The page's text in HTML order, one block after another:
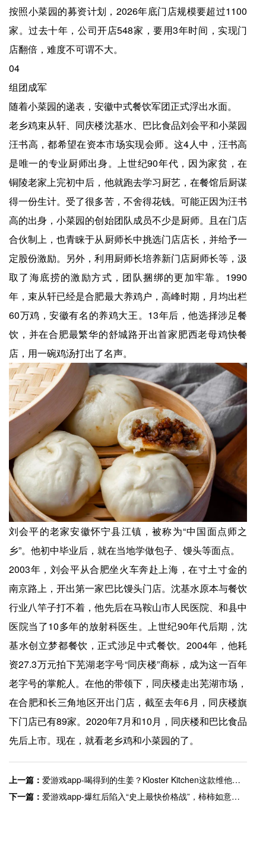
按照小菜园的募资计划，2026年底门店规模要超过1100
家。过去十年，公司开店548家，要用3年时间，实现门
店翻倍，难度不可谓不大。
04
组团成军
随着小菜园的递表，安徽中式餐饮军团正式浮出水面。
老乡鸡束从轩、同庆楼沈基水、巴比食品刘会平和小菜园
汪书高，都希望在资本市场实现会师。这4人中，汪书高
是唯一的专业厨师出身。上世纪90年代，因为家贫，在
铜陵老家上完初中后，他就跑去学习厨艺，在餐馆后厨谋
得一份生计。受了很多苦，不舍得花钱。可能正因为汪书
高的出身，小菜园的创始团队成员不少是厨师。且在门店
合伙制上，也青睐于从厨师长中挑选门店店长，并给予一
定股份激励。另外，利用厨师长培养新门店厨师长等，汲
取了海底捞的激励方式，团队捆绑的更加牢靠。1990
年，束从轩已经是合肥最大养鸡户，高峰时期，月均出栏
60万鸡，安徽有名的养鸡大王。13年后，他选择涉足餐
饮，并在合肥最繁华的舒城路开出首家肥西老母鸡快餐
店，用一碗鸡汤打出了名声。
刘会平的老家安徽怀宁县江镇，被称为“中国面点师之
乡”。他初中毕业后，就在当地学做包子、馒头等面点。
2003年，刘会平从合肥坐火车奔赴上海，在寸土寸金的
南京路上，开出第一家巴比馒头门店。沈基水原本与餐饮
行业八竿子打不着，他先后在马鞍山市人民医院、和县中
医院当了10多年的放射科医生。上世纪90年代后期，沈
基水创立梦都餐饮，正式涉足中式餐饮。2004年，他耗
资27.3万元拍下芜湖老字号“同庆楼”商标，成为这一百年
老字号的掌舵人。在他的带领下，同庆楼走出芜湖市场，
在合肥和长三角地区开出门店，截至去年6月，同庆楼旗
下门店已有89家。2020年7月和10月，同庆楼和巴比食品
先后上市。现在，就看老乡鸡和小菜园的了。
上一篇： 爱游戏app-喝得到的生姜？Kloster Kitchen这款维他命饮酸甜又辛辣 | 每日新品vol.197
下一篇： 爱游戏app-爆红后陷入“史上最快价格战”，柿柿如意汤圆还能事事如意吗？